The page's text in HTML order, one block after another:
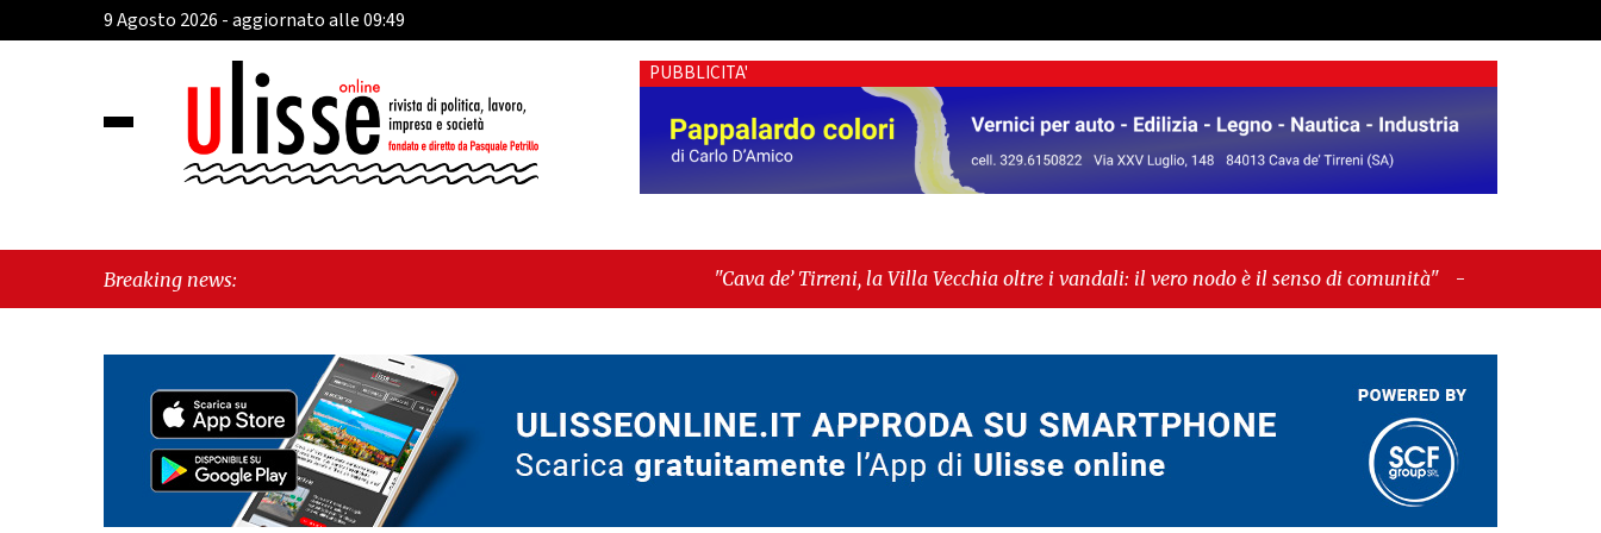
9 Agosto 2026 - aggiornato alle 09:49
PUBBLICITA'
Breaking news: "Cava de’ Tirreni, la Villa Vecchia oltre i vandali: il vero nodo è il senso di comunità" -"Cava de’ Tirreni, La
Fratellanza sull'ultima seduta consiliare: “Serve chiarezza!”"